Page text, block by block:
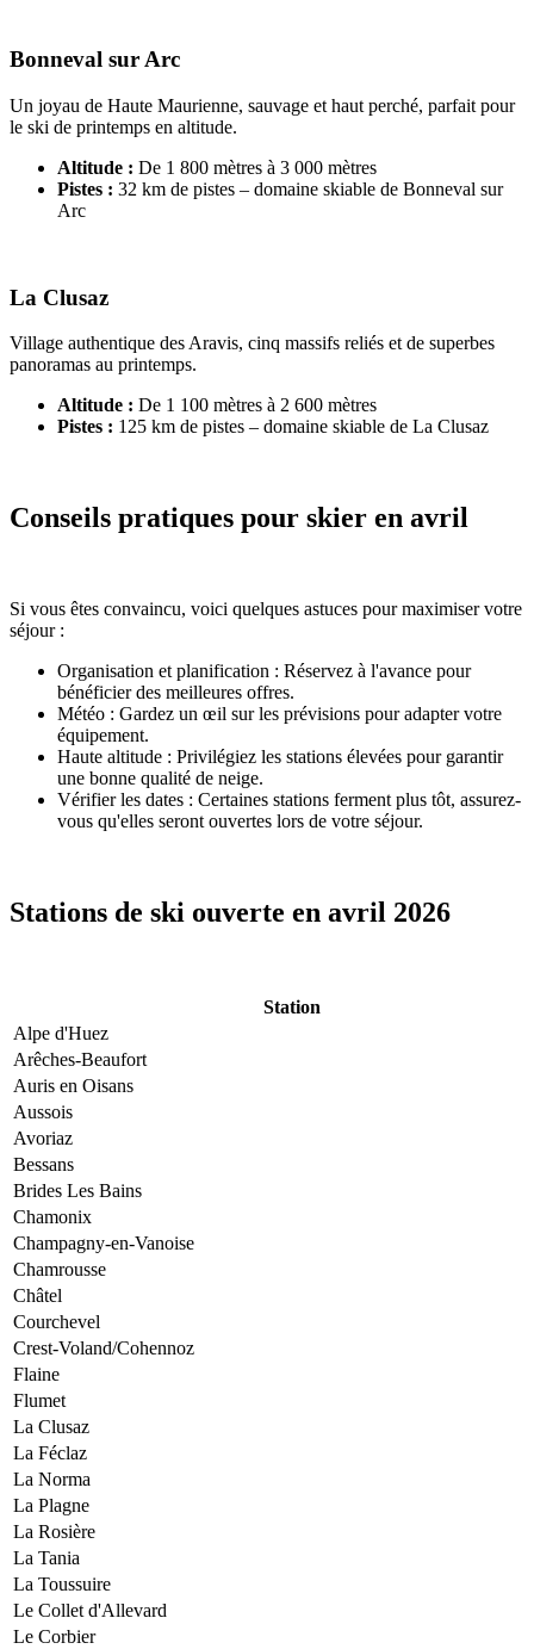
Bonneval sur Arc
Un joyau de Haute Maurienne, sauvage et haut perché, parfait pour
le ski de printemps en altitude.
Altitude : De 1 800 mètres à 3 000 mètres
Pistes : 32 km de pistes – domaine skiable de Bonneval sur
Arc
La Clusaz
Village authentique des Aravis, cinq massifs reliés et de superbes
panoramas au printemps.
Altitude : De 1 100 mètres à 2 600 mètres
Pistes : 125 km de pistes – domaine skiable de La Clusaz
Conseils pratiques pour skier en avril
Si vous êtes convaincu, voici quelques astuces pour maximiser votre
séjour :
Organisation et planification : Réservez à l'avance pour
bénéficier des meilleures offres.
Météo : Gardez un œil sur les prévisions pour adapter votre
équipement.
Haute altitude : Privilégiez les stations élevées pour garantir
une bonne qualité de neige.
Vérifier les dates : Certaines stations ferment plus tôt, assurez-
vous qu'elles seront ouvertes lors de votre séjour.
Stations de ski ouverte en avril 2026
Station
Alpe d'Huez
Arêches-Beaufort
Auris en Oisans
Aussois
Avoriaz
Bessans
Brides Les Bains
Chamonix
Champagny-en-Vanoise
Chamrousse
Châtel
Courchevel
Crest-Voland/Cohennoz
Flaine
Flumet
La Clusaz
La Féclaz
La Norma
La Plagne
La Rosière
La Tania
La Toussuire
Le Collet d'Allevard
Le Corbier